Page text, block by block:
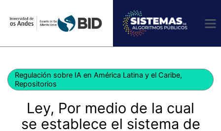
Regulación sobre IA en América Latina y el Caribe,
Repositorios
Ley, Por medio de la cual
se establece el sistema de